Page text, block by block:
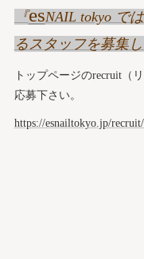
『esNAIL tokyo で
るスタッフを募集
トップページのrecruit（
応募下さい。
https://esnailtokyo.jp/